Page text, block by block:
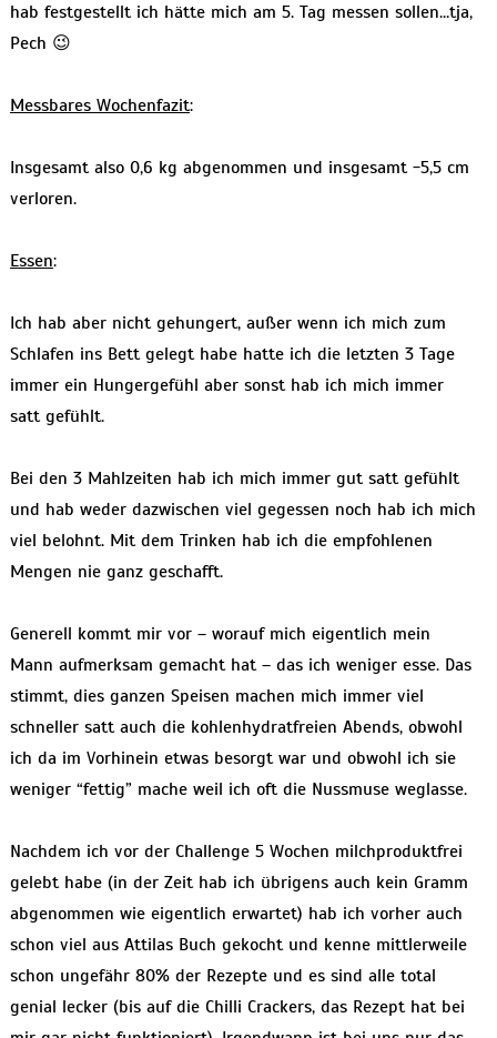
hab festgestellt ich hätte mich am 5. Tag messen sollen…tja,
Pech 😉
Messbares Wochenfazit:
Insgesamt also 0,6 kg abgenommen und insgesamt -5,5 cm
verloren.
Essen:
Ich hab aber nicht gehungert, außer wenn ich mich zum
Schlafen ins Bett gelegt habe hatte ich die letzten 3 Tage
immer ein Hungergefühl aber sonst hab ich mich immer
satt gefühlt.
Bei den 3 Mahlzeiten hab ich mich immer gut satt gefühlt
und hab weder dazwischen viel gegessen noch hab ich mich
viel belohnt. Mit dem Trinken hab ich die empfohlenen
Mengen nie ganz geschafft.
Generell kommt mir vor – worauf mich eigentlich mein
Mann aufmerksam gemacht hat – das ich weniger esse. Das
stimmt, dies ganzen Speisen machen mich immer viel
schneller satt auch die kohlenhydratfreien Abends, obwohl
ich da im Vorhinein etwas besorgt war und obwohl ich sie
weniger “fettig” mache weil ich oft die Nussmuse weglasse.
Nachdem ich vor der Challenge 5 Wochen milchproduktfrei
gelebt habe (in der Zeit hab ich übrigens auch kein Gramm
abgenommen wie eigentlich erwartet) hab ich vorher auch
schon viel aus Attilas Buch gekocht und kenne mittlerweile
schon ungefähr 80% der Rezepte und es sind alle total
genial lecker (bis auf die Chilli Crackers, das Rezept hat bei